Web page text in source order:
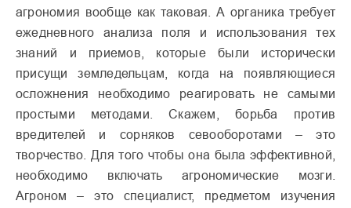
агрономия вообще как таковая. А органика требует
ежедневного анализа поля и использования тех
знаний и приемов, которые были исторически
присущи земледельцам, когда на появляющиеся
осложнения необходимо реагировать не самыми
простыми методами. Скажем, борьба против
вредителей и сорняков севооборотами – это
творчество. Для того чтобы она была эффективной,
необходимо включать агрономические мозги.
Агроном – это специалист, предметом изучения